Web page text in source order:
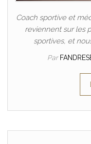
Coach sportive et
reviennent sur les
sportives, et
Par